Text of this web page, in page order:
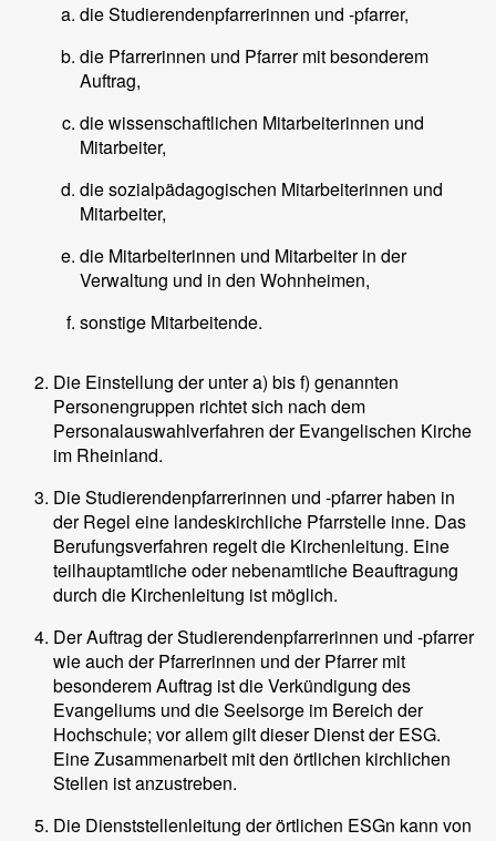
die Studierendenpfarrerinnen und -pfarrer,
die Pfarrerinnen und Pfarrer mit besonderem
Auftrag,
die wissenschaftlichen Mitarbeiterinnen und
Mitarbeiter,
die sozialpädagogischen Mitarbeiterinnen und
Mitarbeiter,
die Mitarbeiterinnen und Mitarbeiter in der
Verwaltung und in den Wohnheimen,
sonstige Mitarbeitende.
Die Einstellung der unter a) bis f) genannten
Personengruppen richtet sich nach dem
Personalauswahlverfahren der Evangelischen Kirche
im Rheinland.
Die Studierendenpfarrerinnen und -pfarrer haben in
der Regel eine landeskirchliche Pfarrstelle inne. Das
Berufungsverfahren regelt die Kirchenleitung. Eine
teilhauptamtliche oder nebenamtliche Beauftragung
durch die Kirchenleitung ist möglich.
Der Auftrag der Studierendenpfarrerinnen und -pfarrer
wie auch der Pfarrerinnen und der Pfarrer mit
besonderem Auftrag ist die Verkündigung des
Evangeliums und die Seelsorge im Bereich der
Hochschule; vor allem gilt dieser Dienst der ESG.
Eine Zusammenarbeit mit den örtlichen kirchlichen
Stellen ist anzustreben.
Die Dienststellenleitung der örtlichen ESGn kann von